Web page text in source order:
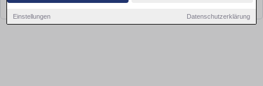
Einstellungen Datenschutzerklärung
bald wieder vorbei!